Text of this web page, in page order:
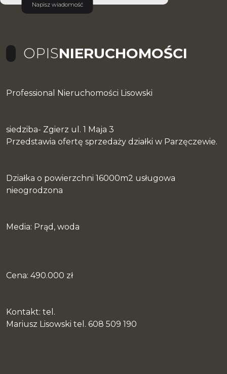
Napisz wiadomość
OPISNIERUCHOMOŚCI
Professional Nieruchomości Lisowski
siedziba- Zgierz ul. 1 Maja 3
Przedstawia ofertę sprzedaży działki w Parzęczewie.
Działka o powierzchni 16000m2 usługowa
nieogrodzona
Media: Prąd, woda
Cena: 490.000 zł
Kontakt: tel.
Mariusz Lisowski tel. 608 509 190